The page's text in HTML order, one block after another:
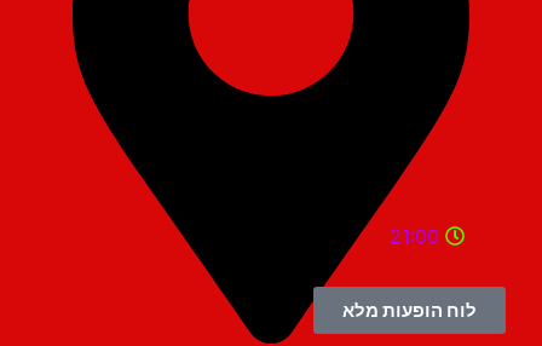
21:00
לוח הופעות מלא